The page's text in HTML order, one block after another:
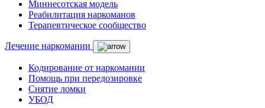
Миннесотская модель
Реабилитация наркоманов
Терапевтическое сообщество
Лечение наркомании
Кодирование от наркомании
Помощь при передозировке
Снятие ломки
УБОД